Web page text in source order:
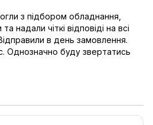
з підбором обладнання,
надали чіткі відповіді на всі
в день замовлення.
Однозначно буду звертатись